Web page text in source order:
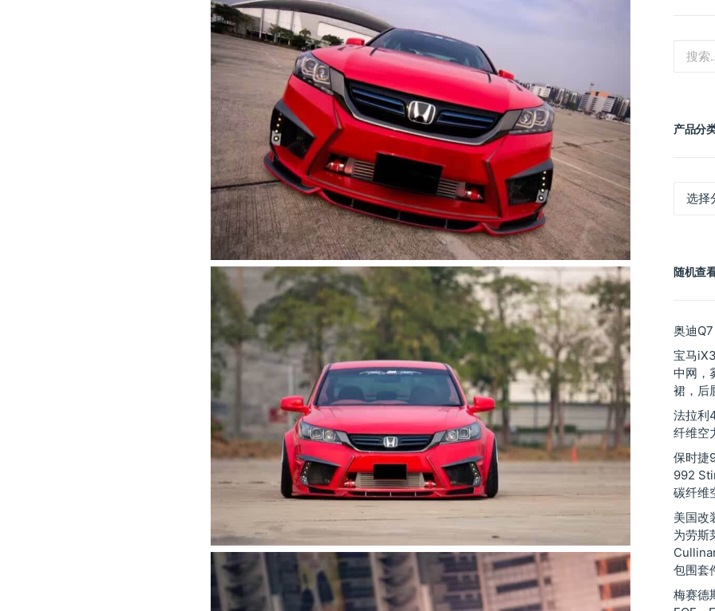
产品分
随机查
奥迪
宝马
中网，
裙，后
法拉利
纤维空
保时捷
992
碳纤维
美国改
为劳斯
包围套
梅赛德